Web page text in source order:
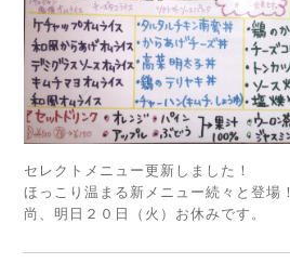
セレクトメニュー更新しました！
ほっこり温まる新メニュー続々と登場！
尚、明日２０日（火）お休みです。